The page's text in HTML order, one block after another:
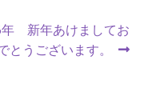
年 新年あけましてお
とうございます。